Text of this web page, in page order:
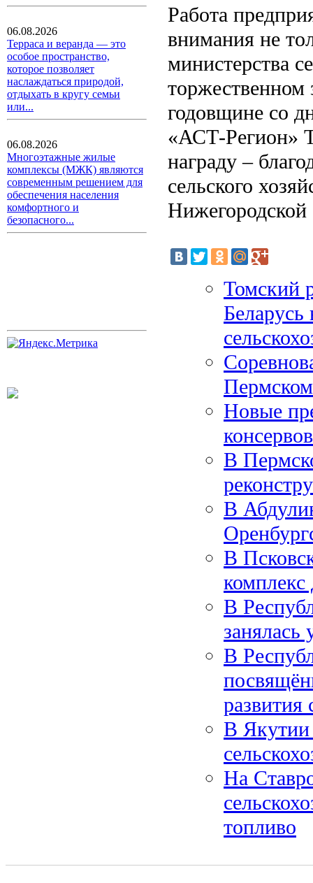
06.08.2026
Терраса и веранда — это
особое пространство,
которое позволяет
наслаждаться природой,
отдыхать в кругу семьи
или...
06.08.2026
Многоэтажные жилые
комплексы (МЖК) являются
современным решением для
обеспечения населения
комфортного и
безопасного...
Работа
внимания не
министерства
торжественном
годовщине со
«АСТ-Регион»
награду –
сельского
Нижегородской
Томский
Беларусь
Новые
В
В
В
В
занялась
В
развития
В Якутии
На
топливо